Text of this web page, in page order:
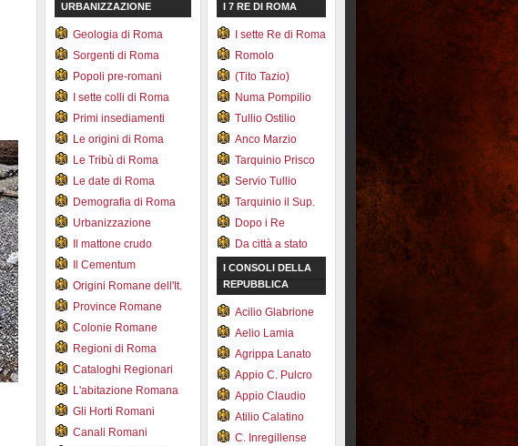
URBANIZZAZIONE
Geologia di Roma
Sorgenti di Roma
Popoli pre-romani
I sette colli di Roma
Primi insediamenti
Le origini di Roma
Le Tribù di Roma
Le date di Roma
Demografia di Roma
Urbanizzazione
Il mattone crudo
Il Cementum
Origini Romane dell'It.
Province Romane
Colonie Romane
Regioni di Roma
Cataloghi Regionari
L'abitazione Romana
Gli Horti Romani
Canali Romani
I 7 RE DI ROMA
I sette Re di Roma
Romolo
(Tito Tazio)
Numa Pompilio
Tullio Ostilio
Anco Marzio
Tarquinio Prisco
Servio Tullio
Tarquinio il Sup.
Dopo i Re
Da città a stato
I CONSOLI DELLA
REPUBBLICA
Acilio Glabrione
Aelio Lamia
Agrippa Lanato
Appio C. Pulcro
Appio Claudio
Atilio Calatino
C. Inregillense